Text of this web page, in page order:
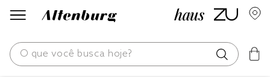
O que você busca hoje?